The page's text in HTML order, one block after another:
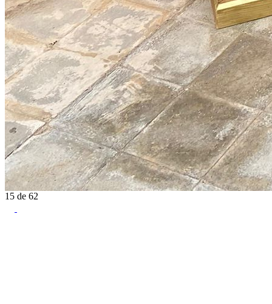
15 de 62